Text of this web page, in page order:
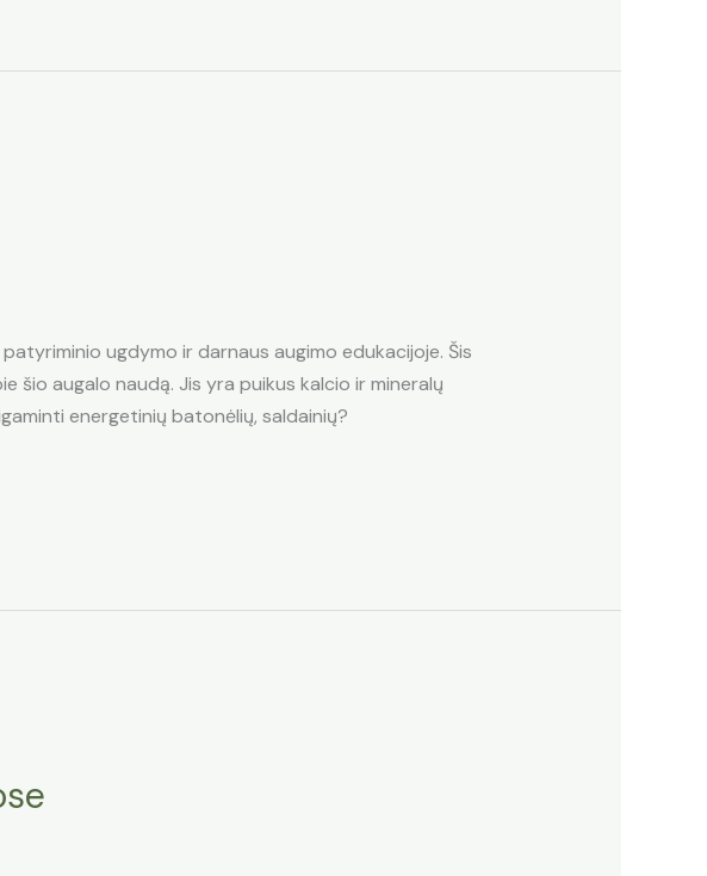
ugdymo ir darnaus augimo edukacijoje. Šis
šio augalo naudą. Jis yra puikus kalcio ir mineralų
energetinių batonėlių, saldainių?